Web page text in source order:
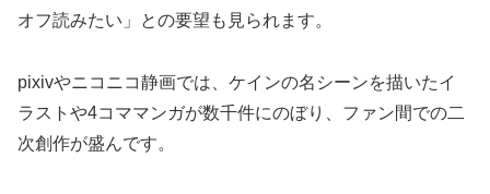
オフ読みたい」との要望も見られます。
pixivやニコニコ静画では、ケインの名シーンを描いたイ
ラストや4コママンガが数千件にのぼり、ファン間での二
次創作が盛んです。